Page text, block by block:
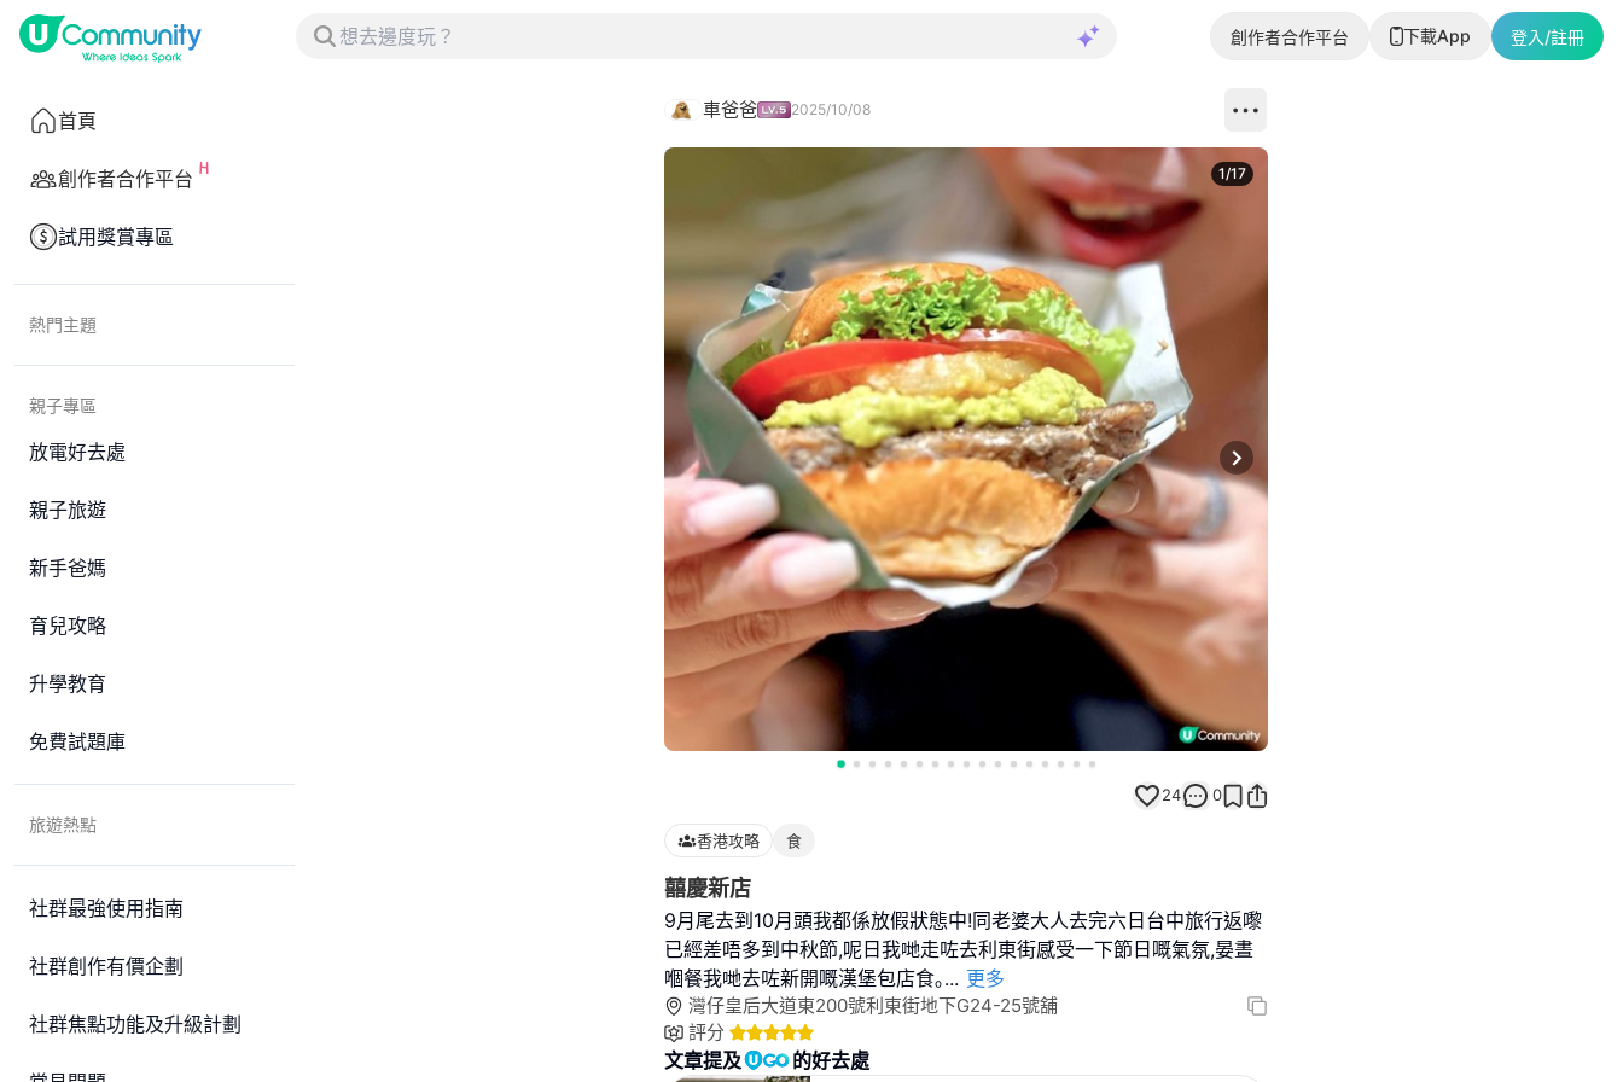
創作者合作平台 下載App 登入/註冊
首頁
創作者合作平台
試用獎賞專區
熱門主題
親子專區
放電好去處
親子旅遊
新手爸媽
育兒攻略
升學教育
免費試題庫
旅遊熱點
社群最強使用指南
社群創作有價企劃
社群焦點功能及升級計劃
車爸爸 2025/10/08
Next slide
1/17
24 0
香港攻略 食
囍慶新店
9月尾去到10月頭我都係放假狀態中!同老婆大人去完六日台中旅行返嚟
已經差唔多到中秋節,呢日我哋走咗去利東街感受一下節日嘅氣氛,晏晝
嗰餐我哋去咗新開嘅漢堡包店食｡... 更多
灣仔皇后大道東200號利東街地下G24-25號舖
評分
文章提及 的好去處